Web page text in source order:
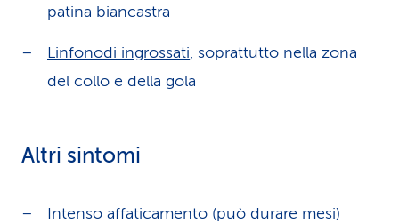
patina biancastra
Linfonodi ingrossati, soprattutto nella zona
del collo e della gola
Altri sintomi
Intenso affaticamento (può durare mesi)